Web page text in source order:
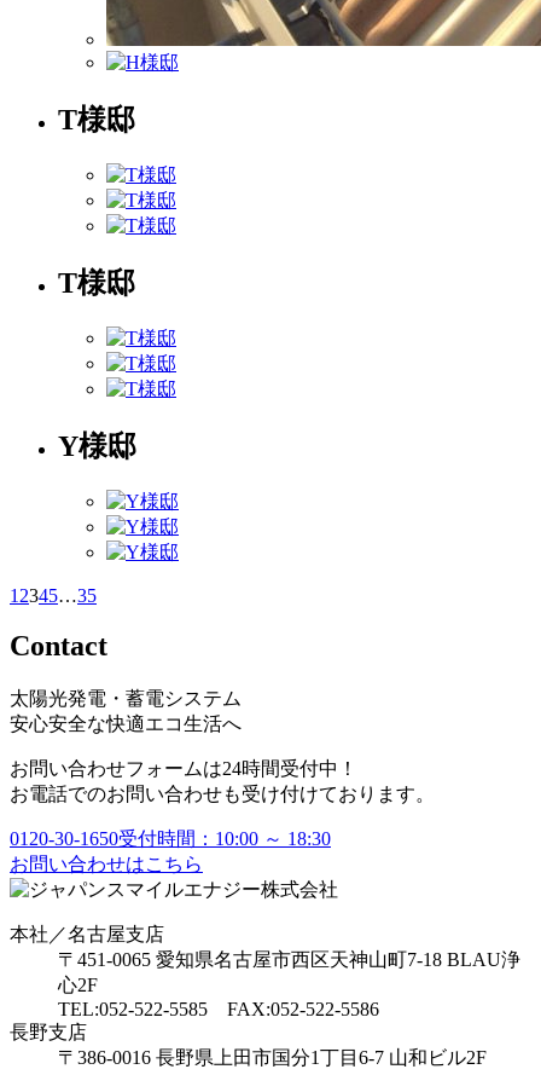
T様邸
T様邸
Y様邸
1 2345…35
Contact
太陽光発電・蓄電システム
安心安全な快適エコ生活へ
お問い合わせフォームは24時間受付中！
お電話でのお問い合わせも受け付けております。
0120-30-1650受付時間：10:00 ～ 18:30
お問い合わせはこちら
本社／名古屋支店
〒451-0065 愛知県名古屋市西区天神山町7-18 BLAU浄
心2F
TEL:052-522-5585 FAX:052-522-5586
長野支店
〒386-0016 長野県上田市国分1丁目6-7 山和ビル2F